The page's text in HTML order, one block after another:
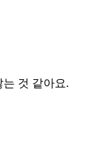
것 같아요.